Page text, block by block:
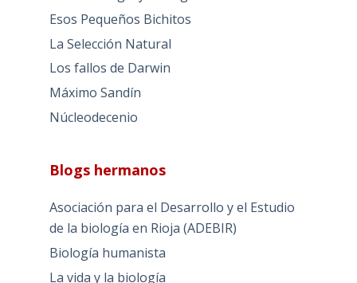
Esos Pequeños Bichitos
La Selección Natural
Los fallos de Darwin
Máximo Sandín
Núcleodecenio
Blogs hermanos
Asociación para el Desarrollo y el Estudio
de la biología en Rioja (ADEBIR)
Biología humanista
La vida y la biología